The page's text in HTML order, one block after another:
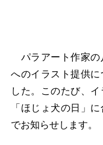
パラアート作家の
へのイラスト提供に
した。このたび、イ
「 ほじょ犬の日」に
でお知らせします。